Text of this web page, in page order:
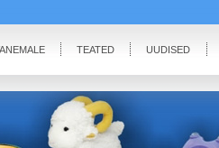
TEATED UUDISED